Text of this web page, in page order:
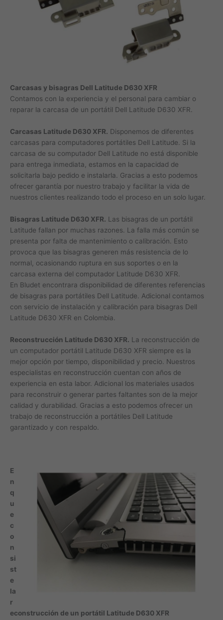
Carcasas y bisagras Dell Latitude D630 XFR
Contamos con la experiencia y el personal para cambiar o
reparar la carcasa de un portátil Dell Latitude D630 XFR.
Carcasas Latitude D630 XFR. Disponemos de diferentes
carcasas para computadores portátiles Dell Latitude. Si la
carcasa de su computador Dell Latitude no está disponible
para entrega inmediata, estamos en la capacidad de
solicitarla bajo pedido e instalarla. Gracias a esto podemos
ofrecer garantía por nuestro trabajo y facilitar la vida de
nuestros clientes realizando todo el proceso en un solo lugar.
Bisagras Latitude D630 XFR. Las bisagras de un portátil
Latitude fallan por muchas razones. La falla más común se
presenta por falta de mantenimiento o calibración. Esto
provoca que las bisagras generen más resistencia de lo
normal, ocasionando ruptura en sus soportes o en la
carcasa externa del computador Latitude D630 XFR.
En Bludet encontrara disponibilidad de diferentes referencias
de bisagras para portátiles Dell Latitude. Adicional contamos
con servicio de instalación y calibración para bisagras Dell
Latitude D630 XFR en Colombia.
Reconstrucción Latitude D630 XFR. La reconstrucción de
un computador portátil Latitude D630 XFR siempre es la
mejor opción por tiempo, disponibilidad y precio. Nuestros
especialistas en reconstrucción cuentan con años de
experiencia en esta labor. Adicional los materiales usados
para reconstruir o generar partes faltantes son de la mejor
calidad y durabilidad. Gracias a esto podemos ofrecer un
trabajo de reconstrucción a portátiles Dell Latitude
garantizado y con respaldo.
E
n
q
u
e
c
o
n
si
st
e
la
r
econstrucción de un portátil Latitude D630 XFR